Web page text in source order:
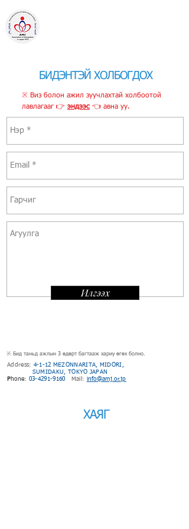
※ Бид таньд ажлын 3 ѳдѳрт багтааж хариу өгөх болно.
БИДЭНТЭЙ ХОЛБОГДОХ
※ Виз болон ажил зуучлахтай холбоотой
лавлагааг 👉 эндээс 👈 авна уу.
Address: 4-1-12 MEZONNARITA, MIDORI,
SUMIDAKU, TOKYO JAPAN
Phone: 03-4291-9160 Mail: info@amj.or.jp
Илгээх
ХАЯГ